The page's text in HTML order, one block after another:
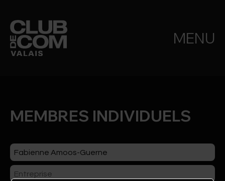
MENU
MEMBRES INDIVIDUELS